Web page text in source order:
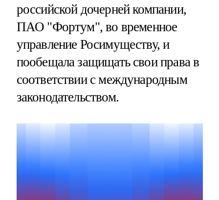
российской дочерней компании,
ПАО "Фортум", во временное
управление Росимуществу, и
пообещала защищать свои права в
соответствии с международным
законодательством.